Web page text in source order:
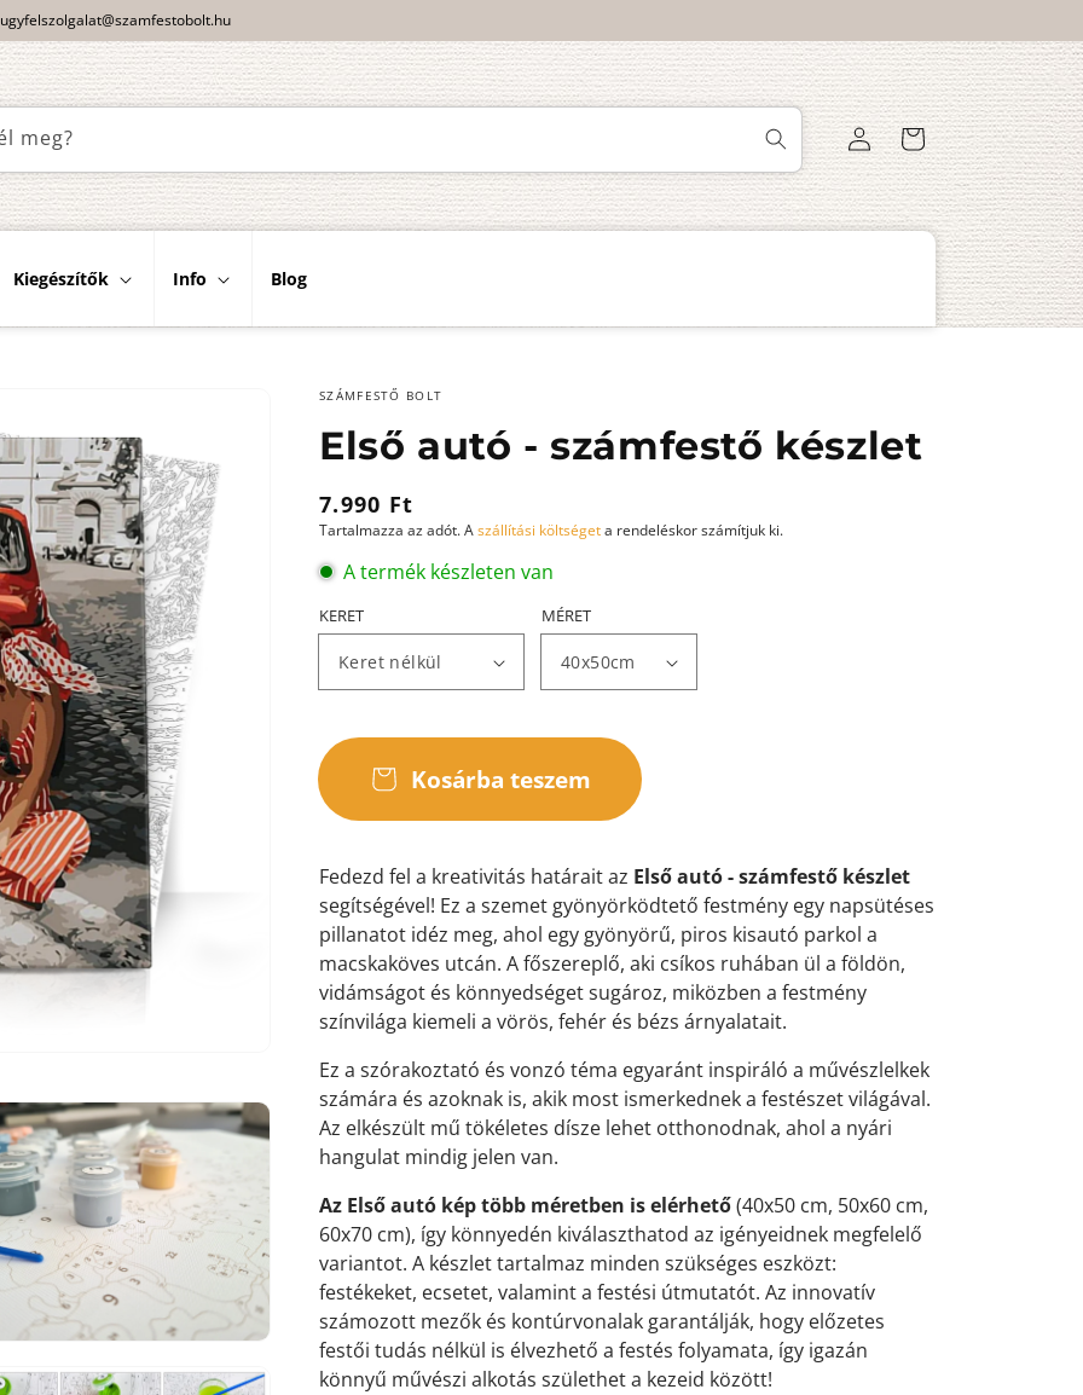
ugyfelszolgalat@szamfestobolt.hu
meg? BejelentkezésKosár
Kiegészítők Info Blog
7.
médiafájl
megnyitása
galérianézetben
SZÁMFESTŐ BOLT
Első autó - számfestő készlet
Normál
ár
7.990 Ft
Tartalmazza az adót. Aszállítási költségeta rendeléskor számítjuk ki.
A termék készleten van
KERET MÉRET
Kosárba teszem
Fedezd fel a kreativitás határait az Első autó - számfestő készlet
segítségével! Ez a szemet gyönyörködtető festmény egy napsütéses
pillanatot idéz meg, ahol egy gyönyörű, piros kisautó parkol a
macskaköves utcán. A főszereplő, aki csíkos ruhában ül a földön,
vidámságot és könnyedséget sugároz, miközben a festmény
színvilága kiemeli a vörös, fehér és bézs árnyalatait.
Ez a szórakoztató és vonzó téma egyaránt inspiráló a művészlelkek
számára és azoknak is, akik most ismerkednek a festészet világával.
Az elkészült mű tökéletes dísze lehet otthonodnak, ahol a nyári
hangulat mindig jelen van.
Az Első autó kép több méretben is elérhető(40x50 cm, 50x60 cm,
60x70 cm), így könnyedén kiválaszthatod az igényeidnek megfelelő
variantot. A készlet tartalmaz minden szükséges eszközt:
festékeket, ecsetet, valamint a festési útmutatót. Az innovatív
számozott mezők és kontúrvonalak garantálják, hogy előzetes
festői tudás nélkül is élvezhető a festés folyamata, így igazán
könnyű művészi alkotás születhet a kezeid között!